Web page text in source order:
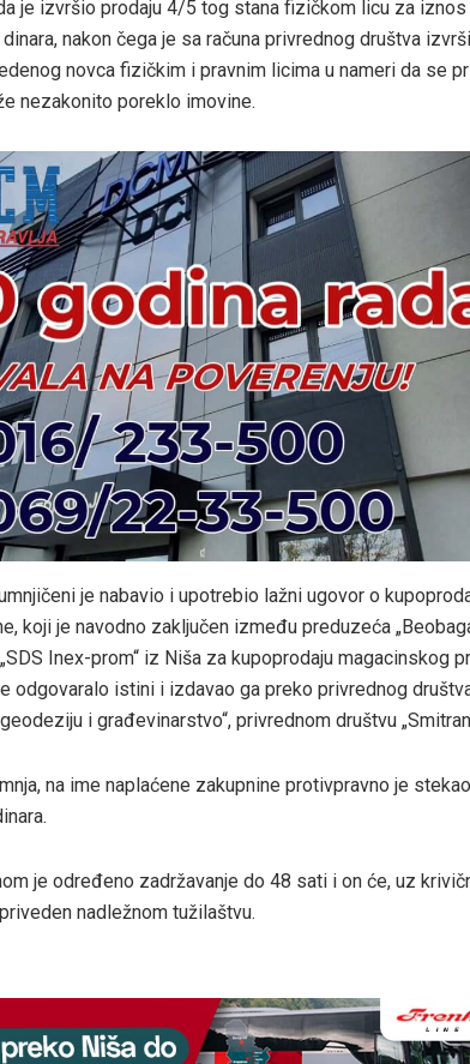
je izvršio prodaju 4/5 tog stana fizičkom licu za iznos
nakon čega je sa računa privrednog društva
novca fizičkim i pravnim licima u nameri da se
nezakonito poreklo imovine.
je nabavio i upotrebio lažni ugovor o
koji je navodno zaključen između preduzeća
Inex-prom“ iz Niša za kupoprodaju magacinskog
odgovaralo istini i izdavao ga preko privrednog
i građevinarstvo“, privrednom društvu „Smitran
na ime naplaćene zakupnine protivpravno je stekao
je određeno zadržavanje do 48 sati i on će, uz
nadležnom tužilaštvu.